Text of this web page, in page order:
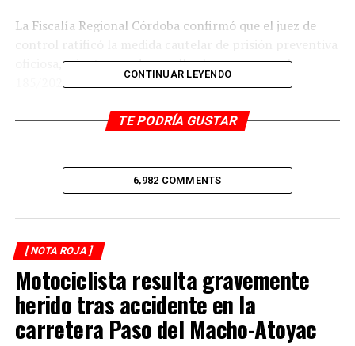
La Fiscalía Regional Córdoba confirmó que el juez de
control ratificó la medida cautelar de prisión preventiva
oficiosa, mientras se desarrolla el proceso penal
185/2025.
RELATED TOPICS:
Cae feminicida de Alejandra Flores
CONTINUAR LEYENDO
TE PODRÍA GUSTAR
6,982 COMMENTS
[ NOTA ROJA ]
Motociclista resulta gravemente
herido tras accidente en la
carretera Paso del Macho-Atoyac